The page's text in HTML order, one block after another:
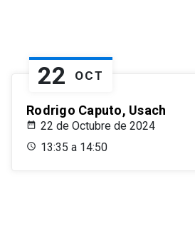
22 OCT
Rodrigo Caputo, Usach
22 de Octubre de 2024
13:35 a 14:50